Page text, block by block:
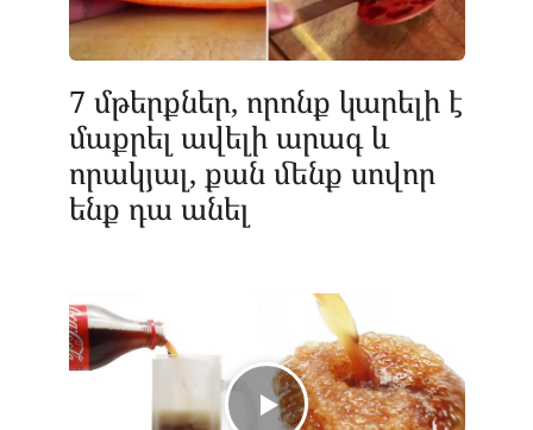
7 մթերքներ, որոնք կարելի է
մաքրել ավելի արագ և
որակյալ, քան մենք սովոր
ենք դա անել